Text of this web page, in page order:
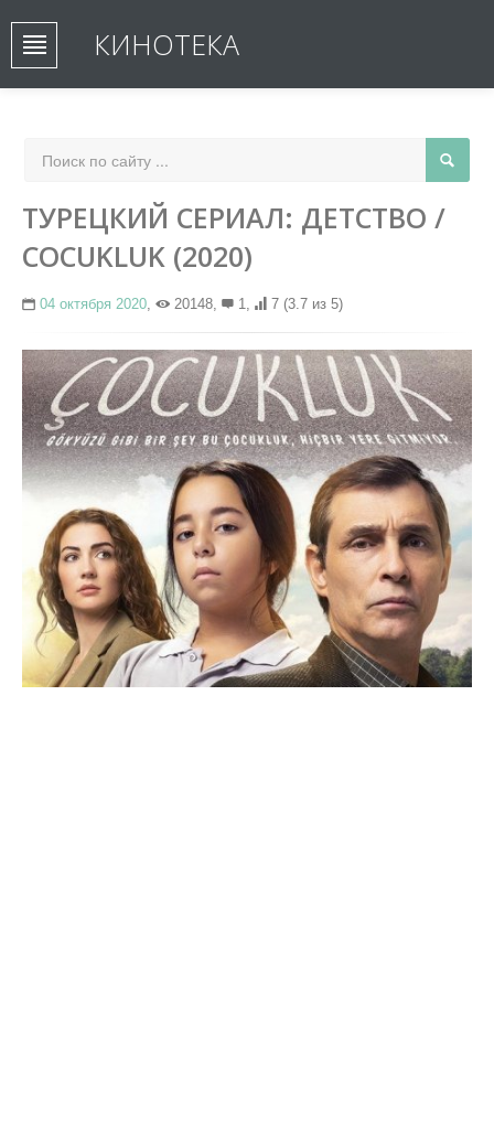
КИНОТЕКА
ТУРЕЦКИЙ СЕРИАЛ: ДЕТСТВО /
COCUKLUK (2020)
04 октября 2020, 20148, 1, 7 (3.7 из 5)